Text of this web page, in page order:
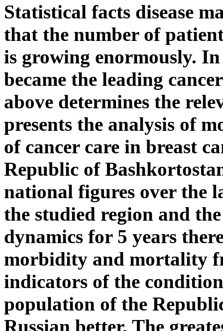
Statistical facts disease
that the number of
is growing enormously.
became the leading
above determines the
presents the analysis of
of cancer care in breast
Republic of
national figures over the
the studied region and
dynamics for 5 years
morbidity and mortality
indicators of the
population of the
Russian better. The